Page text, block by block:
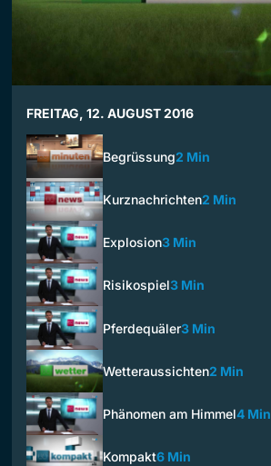
FREITAG, 12. AUGUST 2016
Begrüssung2 Min
Kurznachrichten2 Min
Explosion3 Min
Risikospiel3 Min
Pferdequäler3 Min
Wetteraussichten2 Min
Phänomen am Himmel4 Min
Kompakt6 Min